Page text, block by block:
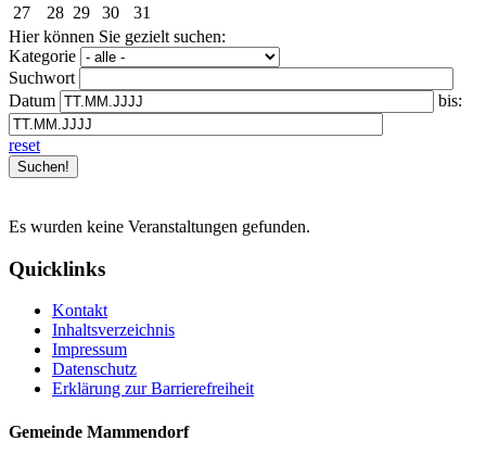
27
28 29 30
31
Hier können Sie gezielt suchen:
Kategorie
Suchwort
Datum
bis:
reset
Es wurden keine Veranstaltungen gefunden.
Quicklinks
Kontakt
Inhaltsverzeichnis
Impressum
Datenschutz
Erklärung zur Barrierefreiheit
Gemeinde Mammendorf